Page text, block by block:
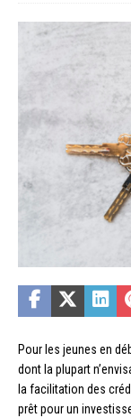
Pour les jeunes en
dont la plupart
la facilitation des
prêt pour un